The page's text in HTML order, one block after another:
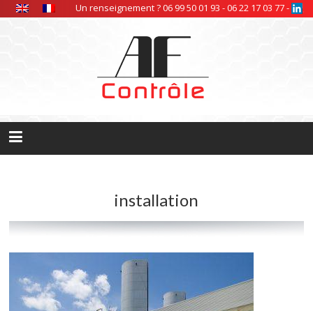
Un renseignement ? 06 99 50 01 93 - 06 22 17 03 77 -
installation
Panneau de gestion des cookies